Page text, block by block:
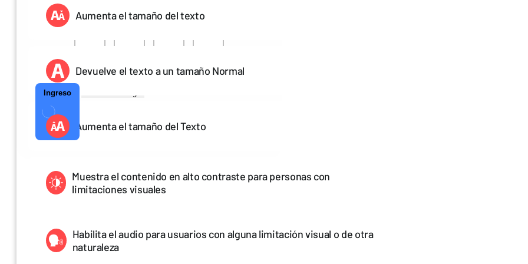
Te hemos enviado un código a:
Codigo 1
Codigo 2
Codigo 3
Codigo 4
Aumenta el tamaño del texto
Devuelve el texto a un tamaño Normal
Aumenta el tamaño del Texto
Muestra el contenido en alto contraste para personas con
limitaciones visuales
Habilita el audio para usuarios con alguna limitación visual o de otra
naturaleza